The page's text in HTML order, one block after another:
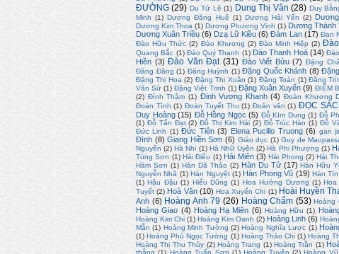
ĐƯỜNG (29) Du Tử Lê (1) Dung Thị Vân (28) Duy
Minh (1) Dương Đăng Huệ (1) Dương Hải Yến (2)
Dương Kim Thoa (1) Dương Phương Vinh (1) Dương Thành
Dương Xuân Triều (6) Dzạ Lữ Kiều (6) Đàm Lan (17) Đan
Đào Hữu Thức (2) Đào Khương (2) Đào Minh Hiệp (2)
Quang Bắc (1) Đào Quý Thạnh (1) Đào Thanh Hoà (14)
Hiền (3) Đào Văn Đạt (31) Đào Viết Bửu (7) Đặng
Đăng Đăng (1) Đăng Huỳnh (1) Đặng Quốc Khánh (8)
Đặng Thị Hoa (2) Đặng Thị Xuân (1) Đặng Toán (1) Đăng
Văn Sử (1) Đặng Việt Trinh (1) Đặng Xuân Xuyến (9) ĐIỂM
(2) Đình Thậm (1) Đinh Vương Khanh (4) Đoàn Khương
Đoàn Tình (1) Đoàn Tuyết Thu (1) Đoản văn (1) ĐỌC
Duy Hoàng (15) Đỗ Hồng Ngọc (5) Đỗ KIm Dung (1) Đỗ
(1) Đỗ Tấn Đạt (2) Đỗ Thị Kim Hải (2) Đỗ Trúc Hàn (1) Đỗ
Đức Linh (1) Đức Tiên (3) Elena Pucillo Truong (6) gan
Đình (8) Giang Hiền Sơn (6) Giáo dục (1) Guy de
Nguyên (2) Hà Nhi (1) Hà Nhữ Uyên (2) Hà Phi Phượng (1)
Tùng Sơn (1) Hải Điểu (1) Hải Miên (3) Hải Phong (2) Hải
Hàm Sơn (1) Hàn Dã Thảo (2) Hàn Du Tử (17) Hàn Hữu
Nguyễn Nhã (1) Hàn Nguyệt (1) Hàn Phong Vũ (19) Hàn Tín
(1) Hậu Đậu (1) Hiếu Dũng (1) Hoa Hướng Dương (1) Hoa
Tuyết (2) Hoà Văn (10) Hoa Xuyến Chi (1) Hoài Huyền
Anh (6) Hoàng Anh 79 (26) Hoàng Chẩm (53) Hoàng
Hoàng Giao (4) Hoàng Hạ Miên (6) Hoàng Hữu (1)
Hoàng Kim Chi (1) Hoàng Kim Oanh (2) Hoàng Linh (6)
Mẫn (1) Hoàng Minh Tường (2) Hoàng Nghĩa Lược (1)
(1) Hoàng Phủ Ngọc Tường (1) Hoàng Thảo Chi (1) Hoàng
Hoàng Thị Thu Thủy (2) Hoàng Trang (1) Hoàng Trần (1)